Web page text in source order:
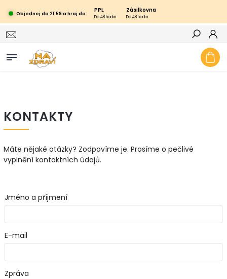
Objednej do 21:59 a hraj do: PPL Zásilkovna
Do 48 hodin Do 48 hodin
KONTAKTY
Máte nějaké otázky? Zodpovíme je. Prosíme o pečlivé
vyplnění kontaktních údajů.
Jméno a příjmení
E-mail
Zpráva